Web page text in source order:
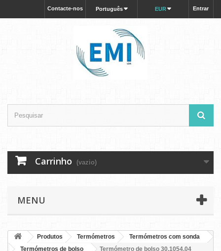
Entrar
EUR
Português
Contacte-nos
Carrinho (vazio)
MENU
Produtos Termómetros
Termómetros com sonda
Termómetros de bolso
Termómetro de bolso 30.1054.04